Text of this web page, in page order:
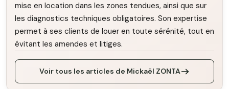
mise en location dans les zones tendues, ainsi que sur
les diagnostics techniques obligatoires. Son expertise
permet à ses clients de louer en toute sérénité, tout en
évitant les amendes et litiges.
Voir tous les articles de Mickaël ZONTA